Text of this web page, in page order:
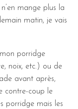
mange plus la
matin, je vais
porridge
noix, etc.) ou de
avant après,
contre-coup le
porridge mais les